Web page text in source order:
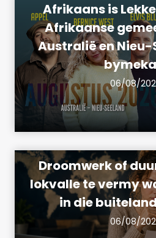
Afrikaans is
Afrikaanse
Australië en Nieu-
06/08/
Droomwerk of
lokvalle te vermy
in die
06/08/